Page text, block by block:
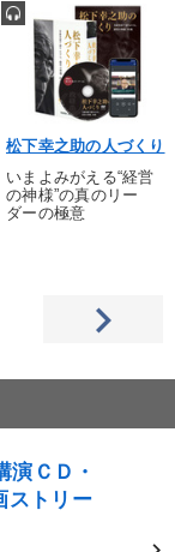
松下幸之助の人づくり
いまよみがえる“経営
の神様”の真のリー
ダーの極意
演ＣＤ・
ストリー